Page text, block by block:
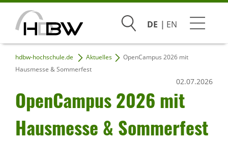
SuchenDE EN
Studium
Praxis & Unternehmen
Hochschule
hdbw-hochschule.de Aktuelles
OpenCampus 2026 mit
Hausmesse & Sommerfest
Open­Campus 2026 mit
Haus­messe & Sommer­fest
02.07.2026